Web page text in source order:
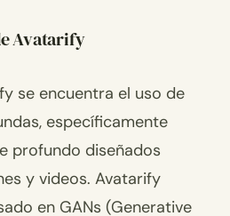
Avatarify
se encuentra el uso de
específicamente
profundo diseñados
y videos. Avatarify
en GANs (Generative